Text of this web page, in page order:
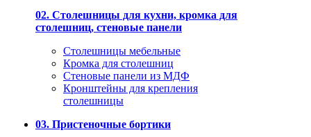
02. Столешницы для кухни, кромка для
столешниц, стеновые панели
Столешницы мебельные
Кромка для столешниц
Стеновые панели из МДФ
Кронштейны для крепления
столешницы
03. Пристеночные бортики